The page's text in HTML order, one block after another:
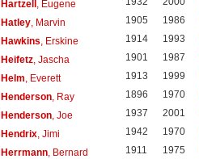
Hartzell, Eugene
Hatley, Marvin 1905 1986
Hawkins , Erskine 1914 1993
Heifetz, Jascha 1901 1987
Helm , Everett 1913 1999
Henderson, Ray 1896 1970
Henderson, Joe 1937 2001
Hendrix, Jimi 1942 1970
Herrmann, Bernard 1911 1975